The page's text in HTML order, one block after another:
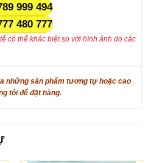
999 494
480 777
có thể khác biệt so với hình ảnh do các
những sản phẩm tương tự hoặc cao
tôi để đặt hàng.